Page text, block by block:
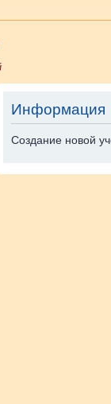
Информация
Создание новой